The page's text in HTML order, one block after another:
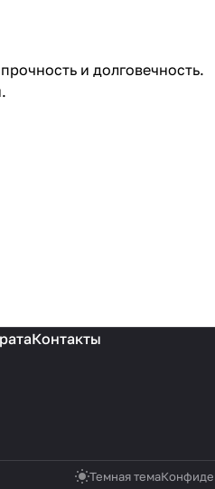
и долговечность.
Контакты
Темная тема